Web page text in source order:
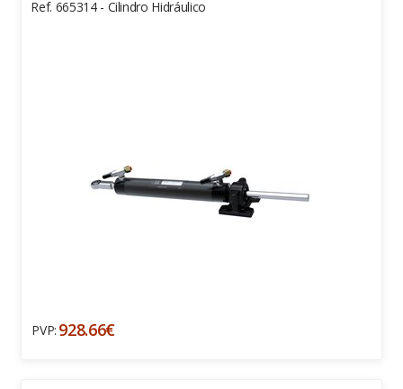
Ref. 665314 - Cilindro Hidráulico
PVP: 928.66€